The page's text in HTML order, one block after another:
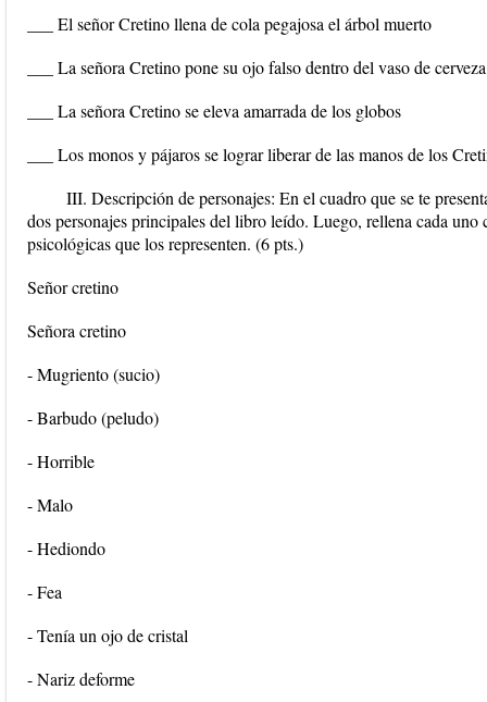
___ El señor Cretino llena de cola pegajosa el árbol muerto
___ La señora Cretino pone su ojo falso dentro del vaso de
___ La señora Cretino se eleva amarrada de los globos
___ Los monos y pájaros se lograr liberar de las manos de los
III. Descripción de personajes: En el cuadro que se te
dos personajes principales del libro leído. Luego, rellena cada uno
psicológicas que los representen. (6 pts.)
Señor cretino
Señora cretino
- Mugriento (sucio)
- Barbudo (peludo)
- Horrible
- Malo
- Hediondo
- Fea
- Tenía un ojo de cristal
- Nariz deforme